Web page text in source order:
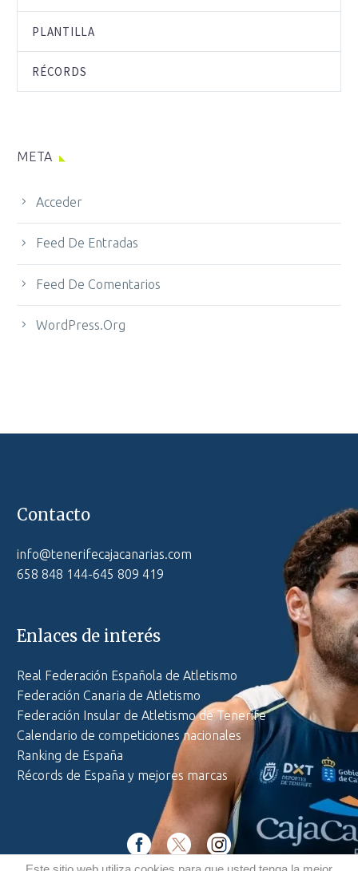
PLANTILLA
RÉCORDS
META
Acceder
Feed De Entradas
Feed De Comentarios
WordPress.org
Contacto
info@tenerifecajacanarias.com
658 848 144-645 809 419
Enlaces de interés
Real Federación Española de Atletismo
Federación Canaria de Atletismo
Federación Insular de Atletismo de Tenerife
Calendario de competiciones nacionales
Ranking de España
Récords de España y mejores marcas